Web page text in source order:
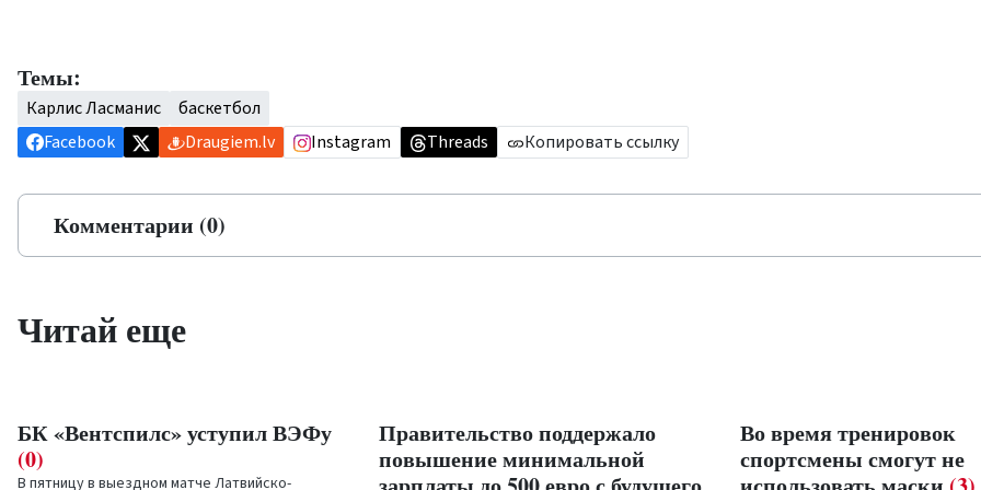
Темы:
Карлис Ласманис
баскетбол
Facebook
Draugiem.lv Instagram Threads Копировать ссылку
Комментарии (0)
Читай еще
БК «Вентспилс» уступил ВЭФу
(0)
В пятницу в выездном матче Латвийско-
Правительство поддержало
повышение минимальной
Во время тренировок
спортсмены смогут не